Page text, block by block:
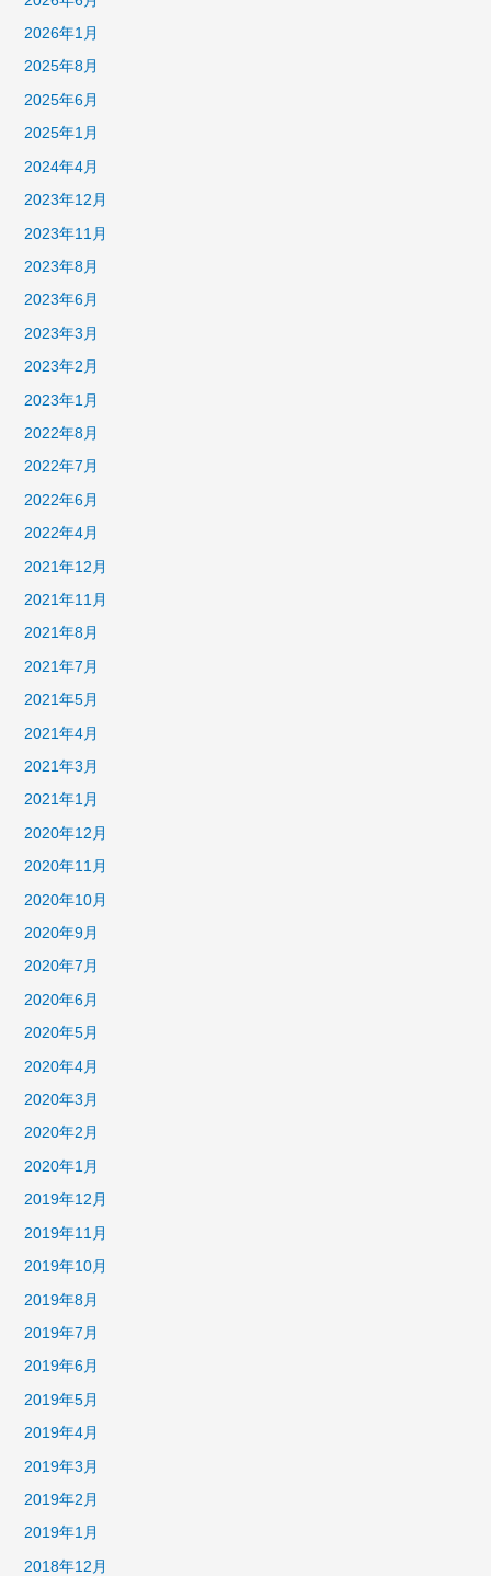
2026年1月
2025年8月
2025年6月
2025年1月
2024年4月
2023年12月
2023年11月
2023年8月
2023年6月
2023年3月
2023年2月
2023年1月
2022年8月
2022年7月
2022年6月
2022年4月
2021年12月
2021年11月
2021年8月
2021年7月
2021年5月
2021年4月
2021年3月
2021年1月
2020年12月
2020年11月
2020年10月
2020年9月
2020年7月
2020年6月
2020年5月
2020年4月
2020年3月
2020年2月
2020年1月
2019年12月
2019年11月
2019年10月
2019年8月
2019年7月
2019年6月
2019年5月
2019年4月
2019年3月
2019年2月
2019年1月
2018年12月